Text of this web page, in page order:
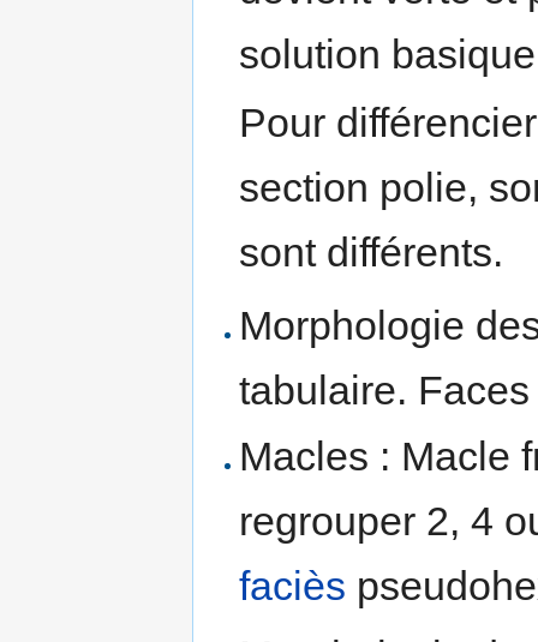
solution
Pour
section polie,
sont différents.
Morphologie
tabulaire.
Macles : Macle
regrouper 2, 4
faciès